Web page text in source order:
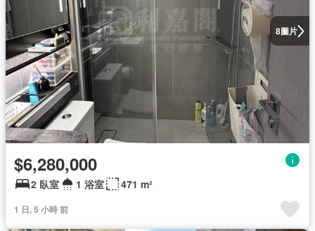
8圖片
$6,280,000
2 臥室 1 浴室 471 m²
1 日, 5 小時 前